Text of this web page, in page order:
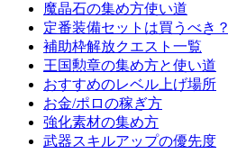
魔晶石の集め方使い道
定番装備セットは買うべき？
補助枠解放クエスト一覧
王国勲章の集め方と使い道
おすすめのレベル上げ場所
お金/ポロの稼ぎ方
強化素材の集め方
武器スキルアップの優先度